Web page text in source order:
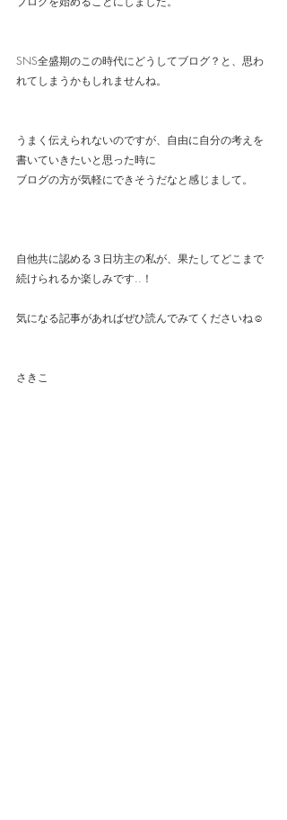
SNS全盛期のこの時代にどうしてブログ？と、思わ
れてしまうかもしれませんね。
うまく伝えられないのですが、自由に自分の考えを
書いていきたいと思った時に
ブログの方が気軽にできそうだなと感じまして。
自他共に認める３日坊主の私が、果たしてどこまで
続けられるか楽しみです..！
気になる記事があればぜひ読んでみてくださいね☺️
さきこ